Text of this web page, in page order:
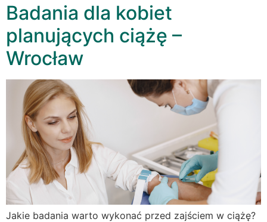
Badania dla kobiet
planujących ciążę –
Wrocław
Jakie badania warto wykonać przed zajściem w ciążę?